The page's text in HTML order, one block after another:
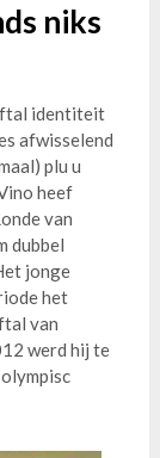
niks
identiteit
afwisselend
plu u
heef
van
dubbel
jonge
het
van
werd hij te